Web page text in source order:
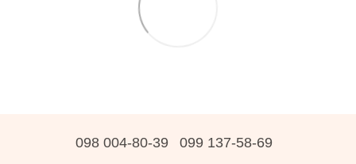
098 004-80-39 099 137-58-69